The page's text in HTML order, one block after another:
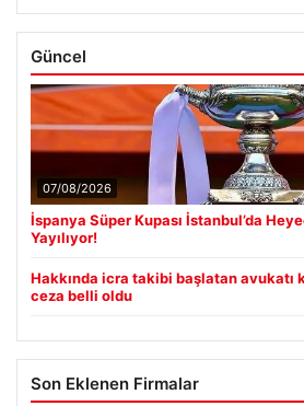
Güncel
07/08/2026
İspanya Süper Kupası İstanbul’da
Yayılıyor!
Hakkında icra takibi başlatan avukatı
ceza belli oldu
Son Eklenen Firmalar